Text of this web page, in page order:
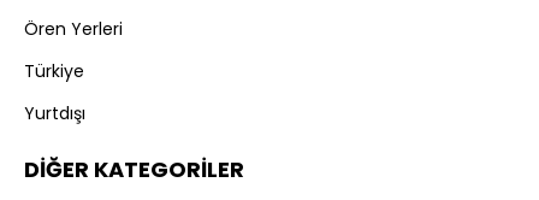
Ören Yerleri
Türkiye
Yurtdışı
DİĞER KATEGORİLER